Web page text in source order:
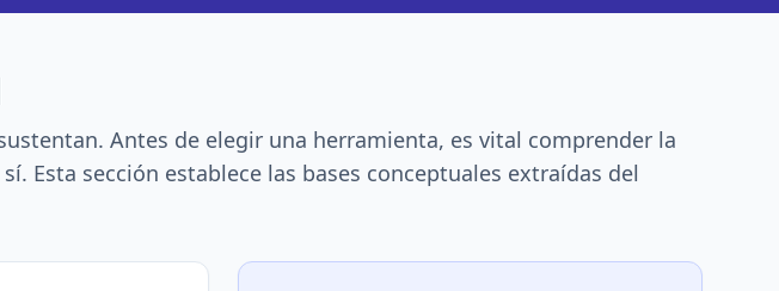
Antes de elegir una herramienta, es vital comprender la
Esta sección establece las bases conceptuales extraídas del